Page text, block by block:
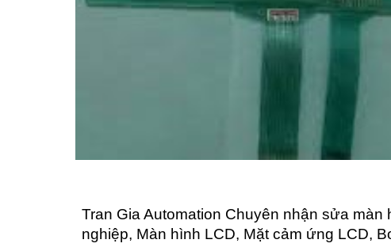
Tran Gia Automation Chuyên nhận sửa
nghiệp, Màn hình LCD, Mặt cảm ứng LCD,